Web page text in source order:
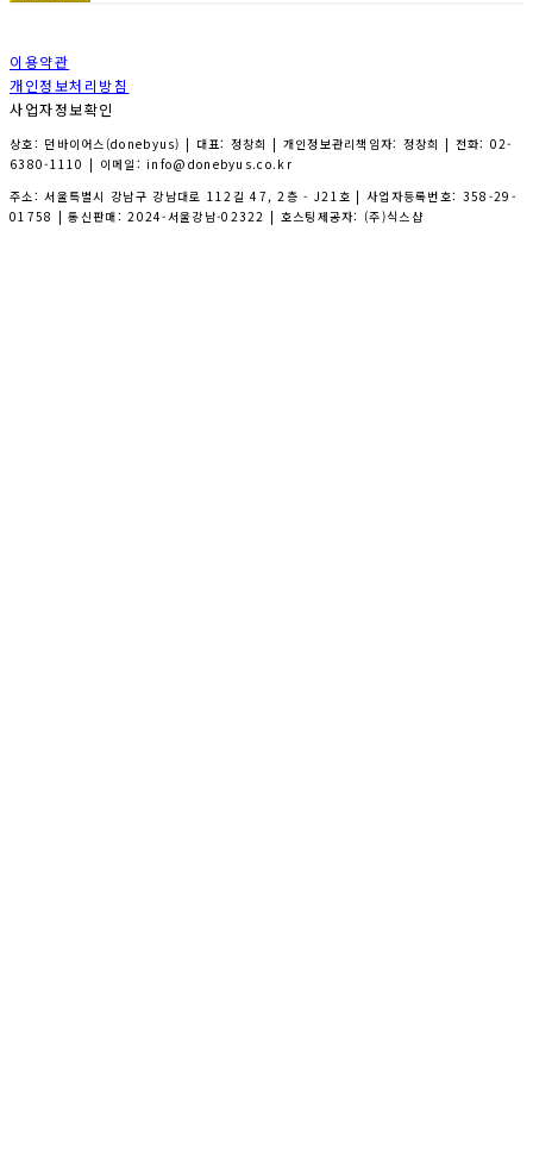
이용약관
개인정보처리방침
사업자정보확인
상호: 던바이어스(donebyus) | 대표: 정창희 | 개인정보관리책임자: 정창희 | 전화: 02-
6380-1110 | 이메일: info@donebyus.co.kr
주소: 서울특별시 강남구 강남대로 112길 47, 2층 - J21호 | 사업자등록번호: 358-29-
01758 | 통신판매:2024-서울강남-02322 | 호스팅제공자: (주)식스샵